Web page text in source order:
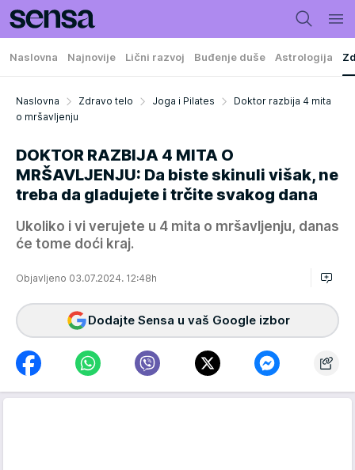
Naslovna Najnovije Lični razvoj Buđenje duše Astrologija
Naslovna Zdravo telo Joga i Pilates
Doktor razbija 4 mita
o mršavljenju
DOKTOR RAZBIJA 4 MITA O
MRŠAVLJENJU: Da biste skinuli višak, ne
treba da gladujete i trčite svakog dana
Ukoliko i vi verujete u 4 mita o mršavljenju, danas
će tome doći kraj.
Objavljeno 03.07.2024. 12:48h
Dodajte Sensa u vaš Google izbor